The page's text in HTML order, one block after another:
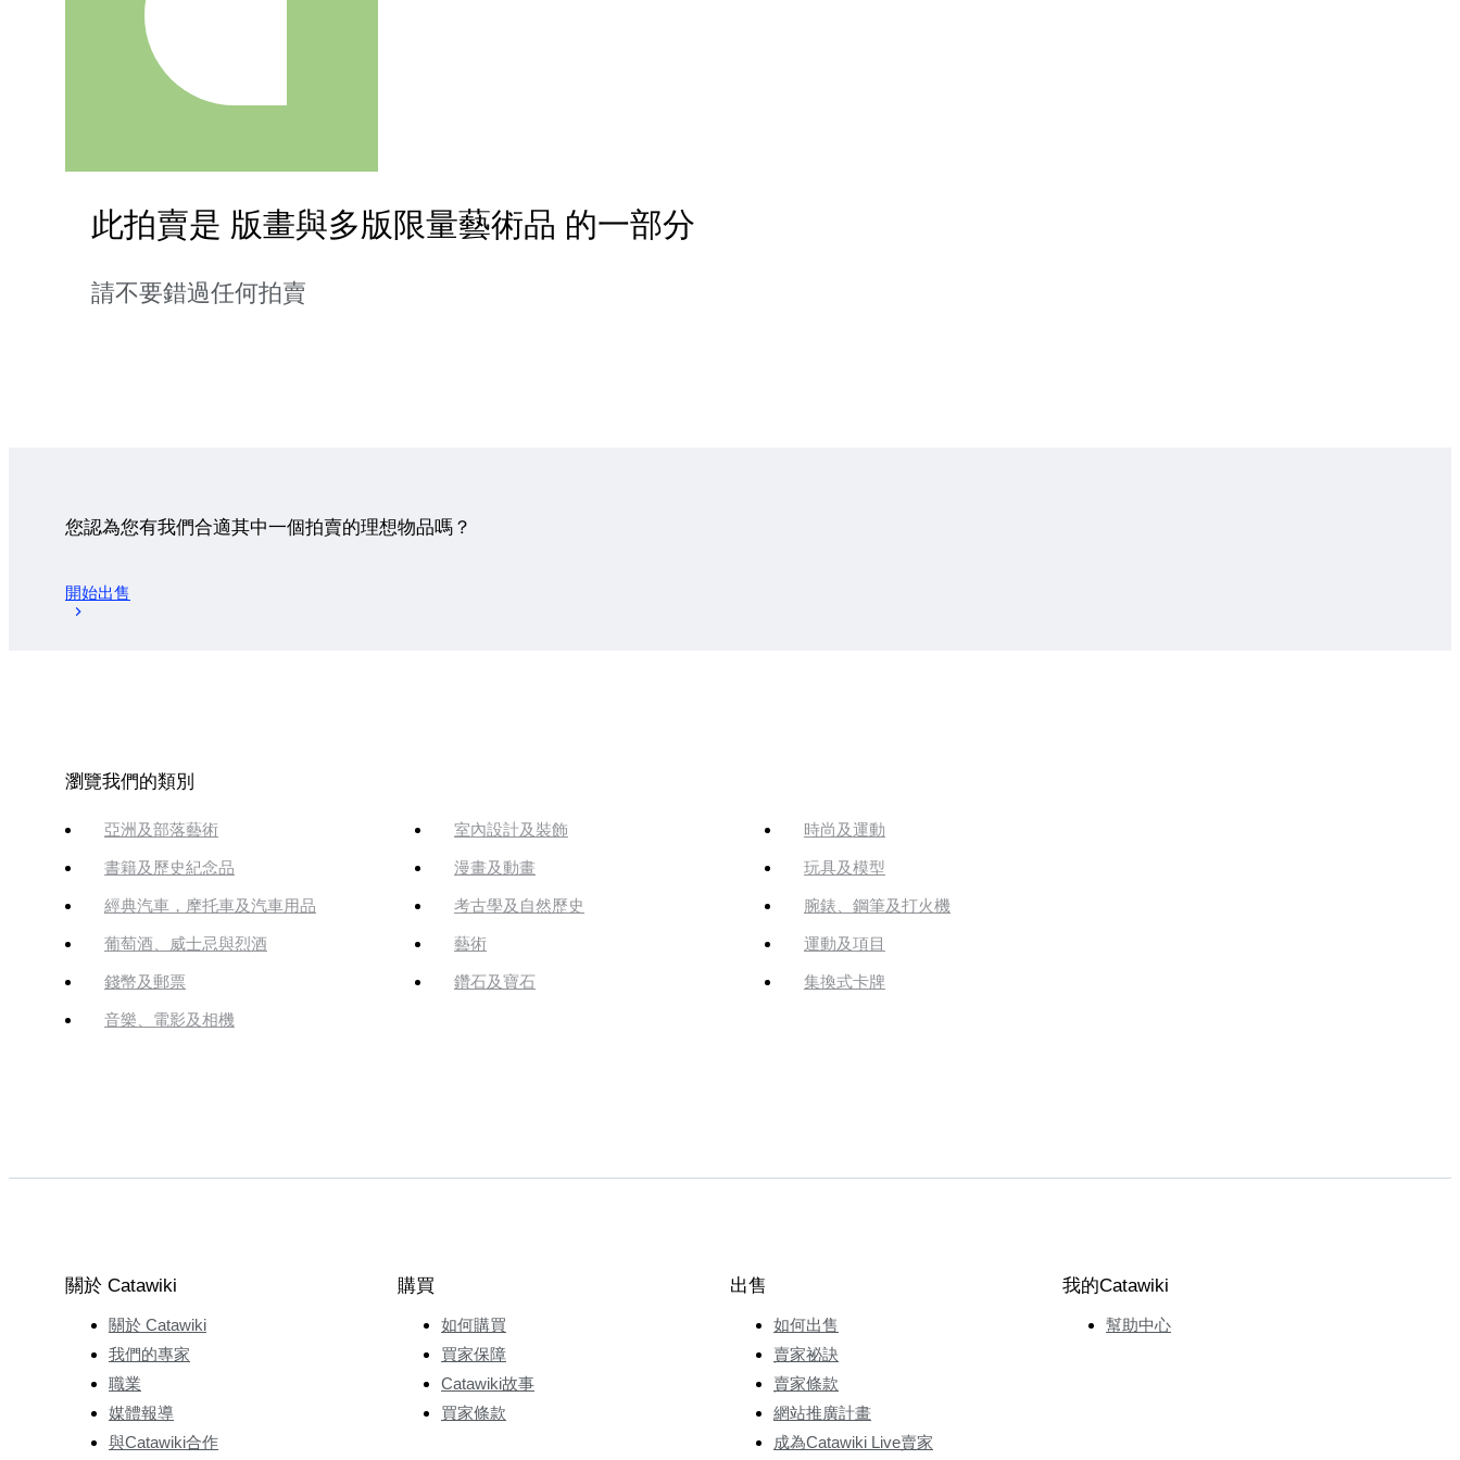
此拍賣是 版畫與多版限量藝術品 的一部分
請不要錯過任何拍賣
您認為您有我們合適其中一個拍賣的理想物品嗎？
開始出售
瀏覽我們的類別
亞洲及部落藝術 室內設計及裝飾 時尚及運動
書籍及歷史紀念品 漫畫及動畫 玩具及模型
經典汽車，摩托車及汽車用品 考古學及自然歷史 腕錶、鋼筆及打火機
葡萄酒、威士忌與烈酒 藝術 運動及項目
錢幣及郵票 鑽石及寶石 集換式卡牌
音樂、電影及相機
關於 Catawiki
關於 Catawiki
我們的專家
職業
媒體報導
與Catawiki合作
購買
如何購買
買家保障
Catawiki故事
買家條款
出售
如何出售
賣家祕訣
賣家條款
網站推廣計畫
成為Catawiki Live賣家
我的Catawiki
幫助中心